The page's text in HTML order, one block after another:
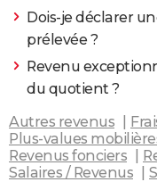
Dois-je déclarer
prélevée ?
Revenu
du quotient ?
Autres revenus
Plus-values
Revenus fonciers
Salaires / Revenus